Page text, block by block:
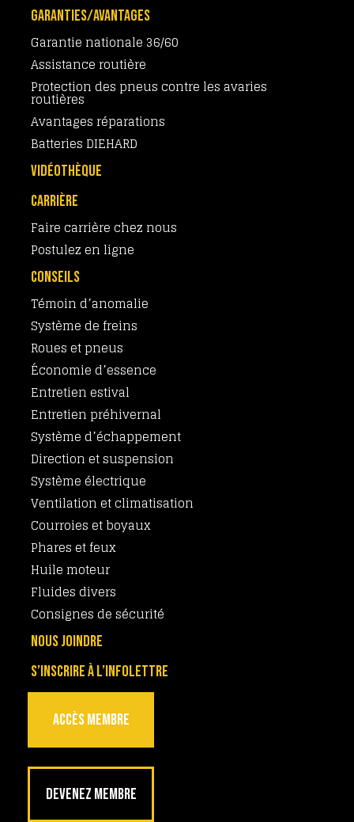
GARANTIES/AVANTAGES
Garantie nationale 36/60
Assistance routière
Protection des pneus contre les avaries
routières
Avantages réparations
Batteries DIEHARD
VIDÉOTHÈQUE
CARRIÈRE
Faire carrière chez nous
Postulez en ligne
CONSEILS
Témoin d’anomalie
Système de freins
Roues et pneus
Économie d’essence
Entretien estival
Entretien préhivernal
Système d’échappement
Direction et suspension
Système électrique
Ventilation et climatisation
Courroies et boyaux
Phares et feux
Huile moteur
Fluides divers
Consignes de sécurité
NOUS JOINDRE
S’INSCRIRE À L’INFOLETTRE
ACCÈS MEMBRE
DEVENEZ MEMBRE